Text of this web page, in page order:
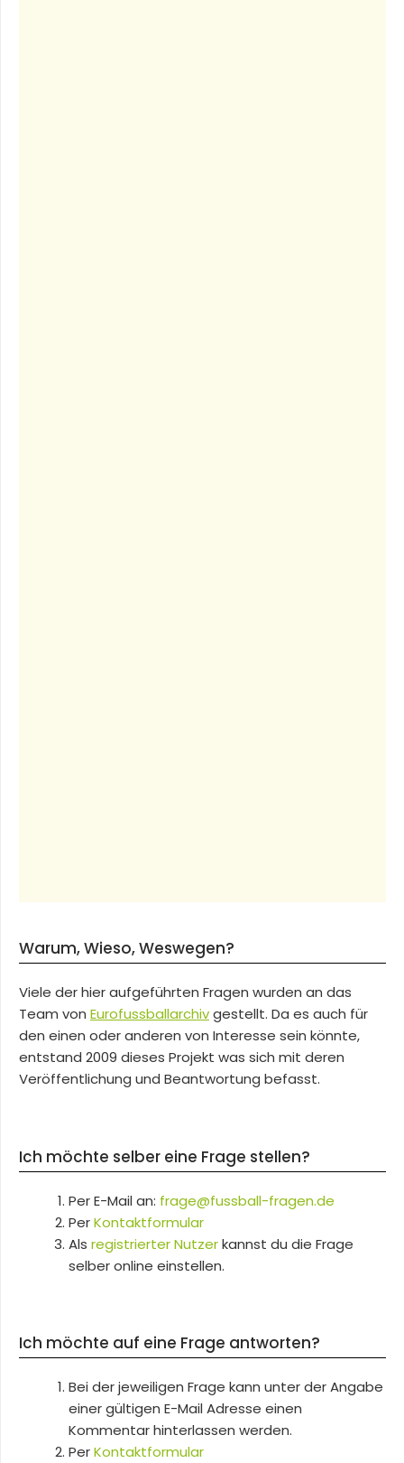
Warum, Wieso, Weswegen?
Viele der hier aufgeführten Fragen wurden an das
Team von Eurofussballarchivgestellt. Da es auch für
den einen oder anderen von Interesse sein könnte,
entstand 2009 dieses Projekt was sich mit deren
Veröffentlichung und Beantwortung befasst.
Ich möchte selber eine Frage stellen?
Per E-Mail an: frage@fussball-fragen.de
PerKontaktformular
Als registrierter Nutzerkannst du die Frage
selber online einstellen.
Ich möchte auf eine Frage antworten?
Bei der jeweiligen Frage kann unter der Angabe
einer gültigen E-Mail Adresse einen
Kommentar hinterlassen werden.
PerKontaktformular